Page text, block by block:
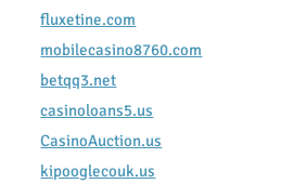
fluxetine.com
mobilecasino8760.com
betqq3.net
casinoloans5.us
CasinoAuction.us
kipooglecouk.us